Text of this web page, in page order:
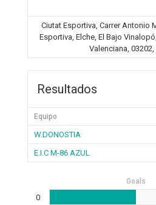
Ciutat Esportiva, Carrer Antonio
Esportiva, Elche, El Bajo
Valenciana, 03202,
Resultados
Equipo
W.DONOSTIA
E.I.C M-86 AZUL
Goals
0